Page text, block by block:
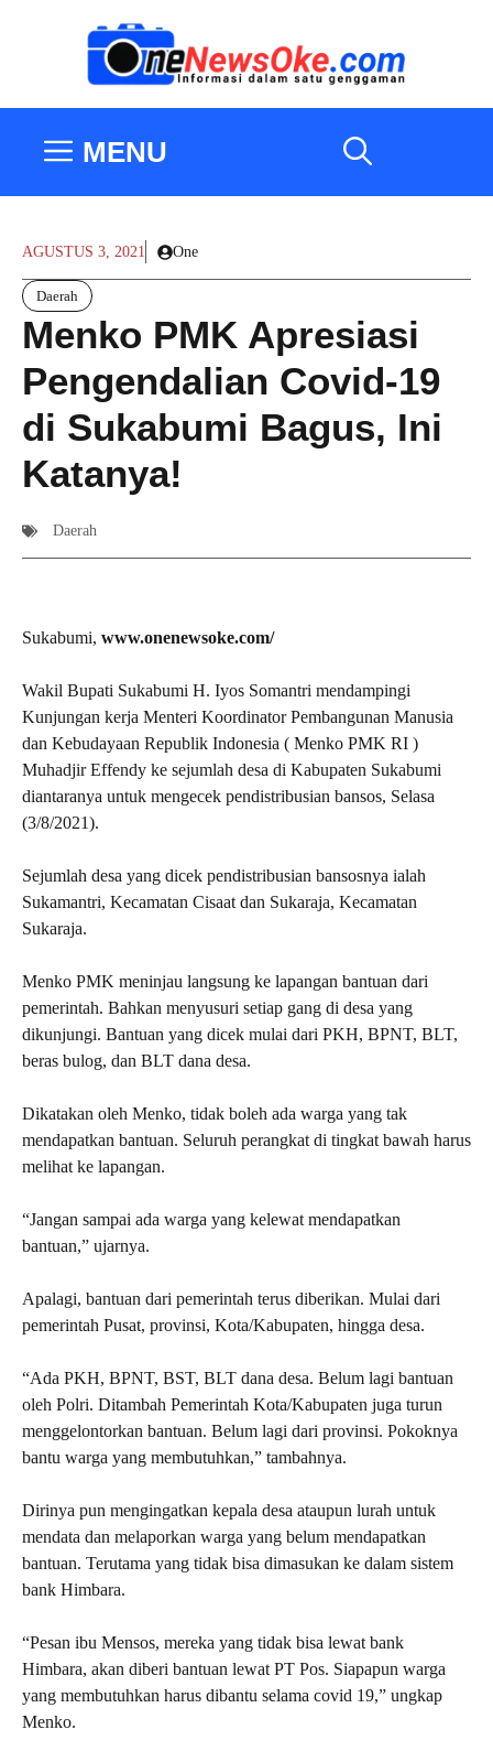
MENU
AGUSTUS 3, 2021 One
Daerah
Menko PMK Apresiasi
Pengendalian Covid-19
di Sukabumi Bagus, Ini
Katanya!
Daerah
Sukabumi, www.onenewsoke.com/
Wakil Bupati Sukabumi H. Iyos Somantri mendampingi
Kunjungan kerja Menteri Koordinator Pembangunan Manusia
dan Kebudayaan Republik Indonesia ( Menko PMK RI )
Muhadjir Effendy ke sejumlah desa di Kabupaten Sukabumi
diantaranya untuk mengecek pendistribusian bansos, Selasa
(3/8/2021).
Sejumlah desa yang dicek pendistribusian bansosnya ialah
Sukamantri, Kecamatan Cisaat dan Sukaraja, Kecamatan
Sukaraja.
Menko PMK meninjau langsung ke lapangan bantuan dari
pemerintah. Bahkan menyusuri setiap gang di desa yang
dikunjungi. Bantuan yang dicek mulai dari PKH, BPNT, BLT,
beras bulog, dan BLT dana desa.
Dikatakan oleh Menko, tidak boleh ada warga yang tak
mendapatkan bantuan. Seluruh perangkat di tingkat bawah harus
melihat ke lapangan.
“Jangan sampai ada warga yang kelewat mendapatkan
bantuan,” ujarnya.
Apalagi, bantuan dari pemerintah terus diberikan. Mulai dari
pemerintah Pusat, provinsi, Kota/Kabupaten, hingga desa.
“Ada PKH, BPNT, BST, BLT dana desa. Belum lagi bantuan
oleh Polri. Ditambah Pemerintah Kota/Kabupaten juga turun
menggelontorkan bantuan. Belum lagi dari provinsi. Pokoknya
bantu warga yang membutuhkan,” tambahnya.
Dirinya pun mengingatkan kepala desa ataupun lurah untuk
mendata dan melaporkan warga yang belum mendapatkan
bantuan. Terutama yang tidak bisa dimasukan ke dalam sistem
bank Himbara.
“Pesan ibu Mensos, mereka yang tidak bisa lewat bank
Himbara, akan diberi bantuan lewat PT Pos. Siapapun warga
yang membutuhkan harus dibantu selama covid 19,” ungkap
Menko.